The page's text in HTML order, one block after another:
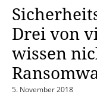
Drei von
wissen
5. November 2018